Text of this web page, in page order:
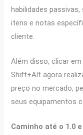
habilidades
itens e notas
cliente.
Além disso, clicar
Shift+Alt agora
preço no mercado,
seus equipamentos
Caminho até o 1.0